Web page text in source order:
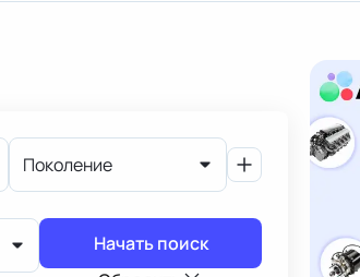
Поколение
Начать поиск